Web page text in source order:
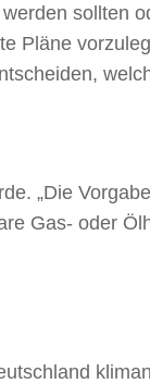
sollten
Pläne
„Die
Gas- oder